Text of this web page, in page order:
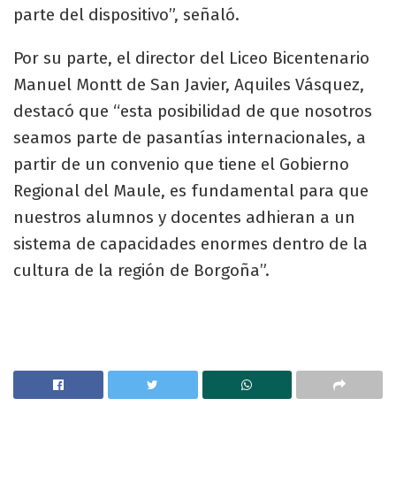
parte del dispositivo”, señaló.
Por su parte, el director del Liceo Bicentenario
Manuel Montt de San Javier, Aquiles Vásquez,
destacó que “esta posibilidad de que nosotros
seamos parte de pasantías internacionales, a
partir de un convenio que tiene el Gobierno
Regional del Maule, es fundamental para que
nuestros alumnos y docentes adhieran a un
sistema de capacidades enormes dentro de la
cultura de la región de Borgoña”.